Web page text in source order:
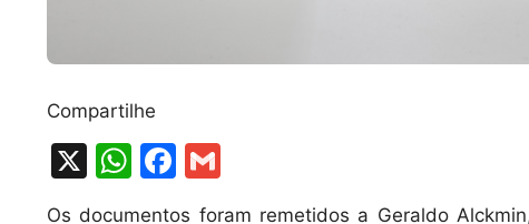
Compartilhe
X
W F
Os documentos foram remetidos a Geraldo